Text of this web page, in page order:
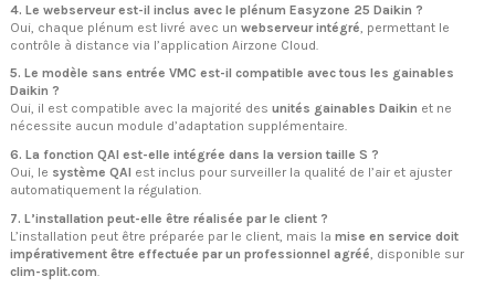
4. Le webserveur est-il inclus avec le plénum Easyzone 25 Daikin ?
Oui, chaque plénum est livré avec un webserveur intégré, permettant le
contrôle à distance via l’application Airzone Cloud.
5. Le modèle sans entrée VMC est-il compatible avec tous les gainables
Daikin ?
Oui, il est compatible avec la majorité des unités gainables Daikin et ne
nécessite aucun module d’adaptation supplémentaire.
6. La fonction QAI est-elle intégrée dans la version taille S ?
Oui, le système QAI est inclus pour surveiller la qualité de l’air et ajuster
automatiquement la régulation.
7. L’installation peut-elle être réalisée par le client ?
L’installation peut être préparée par le client, mais la mise en service doit
impérativement être effectuée par un professionnel agréé , disponible sur
clim-split.com